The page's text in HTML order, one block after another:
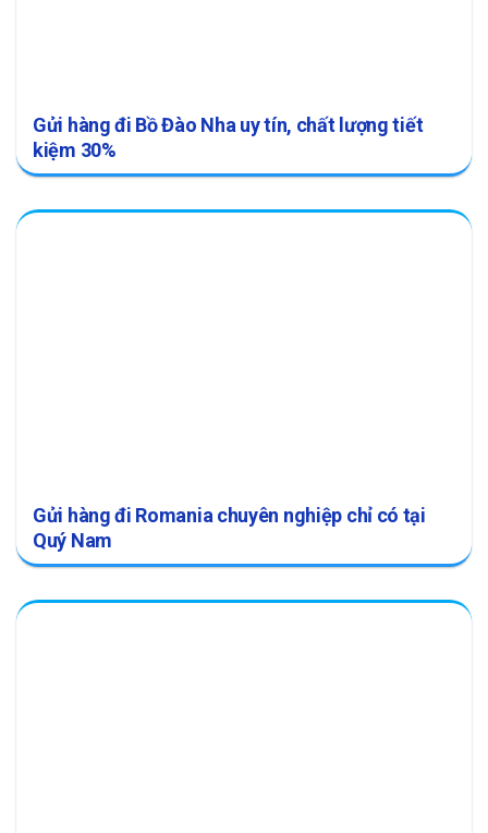
Gửi hàng đi Bồ Đào Nha uy tín, chất lượng tiết
kiệm 30%
Gửi hàng đi Romania chuyên nghiệp chỉ có tại
Quý Nam